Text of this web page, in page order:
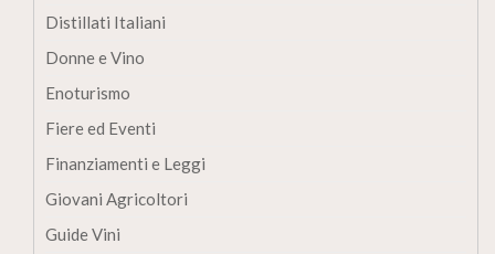
Distillati Italiani
Donne e Vino
Enoturismo
Fiere ed Eventi
Finanziamenti e Leggi
Giovani Agricoltori
Guide Vini